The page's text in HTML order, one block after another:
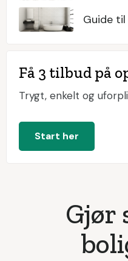
Guide
Få 3 tilbud på
Trygt, enkelt og
Start her
Gjør